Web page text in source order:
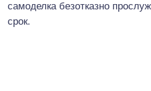
самоделка безотказно
срок.